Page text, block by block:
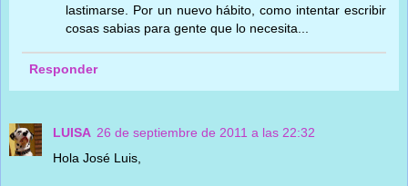
lastimarse. Por un nuevo hábito, como intentar escribir
cosas sabias para gente que lo necesita...
Responder
LUISA 26 de septiembre de 2011 a las 22:32
Hola José Luis,